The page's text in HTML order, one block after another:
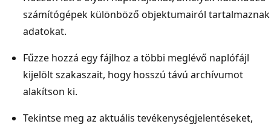
számítógépek különböző objektumairól tartalmaznak
adatokat.
Fűzze hozzá egy fájlhoz a többi meglévő naplófájl
kijelölt szakaszait, hogy hosszú távú archívumot
alakítson ki.
Tekintse meg az aktuális tevékenységjelentéseket,